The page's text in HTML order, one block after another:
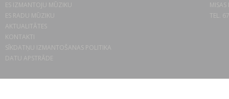
ES IZMANTOJU MŪZIKU
ES RADU MŪZIKU
AKTUALITĀTES
KONTAKTI
SĪKDATŅU IZMANTOŠANAS POLITIKA
DATU APSTRĀDE
TEL.